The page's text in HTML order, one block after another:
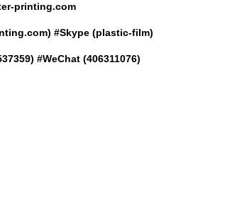
printing.com
#Skype (plastic-film)
#WeChat (406311076)